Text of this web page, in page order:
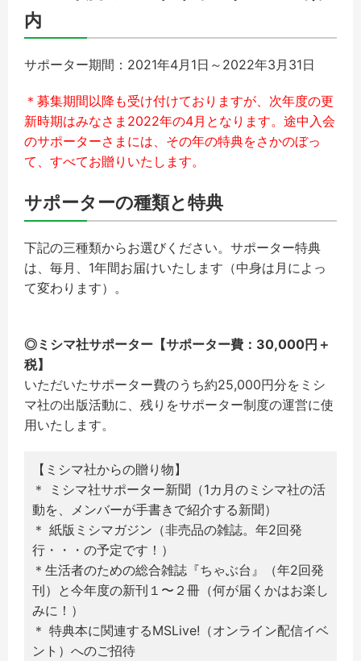
内
サポーター期間：2021年4月1日～2022年3月31日
＊募集期間以降も受け付けておりますが、次年度の更
新時期はみなさま2022年の4月となります。途中入会
のサポーターさまには、その年の特典をさかのぼっ
て、すべてお贈りいたします。
サポーターの種類と特典
下記の三種類からお選びください。サポーター特典
は、毎月、1年間お届けいたします（中身は月によっ
て変わります）。
◎ミシマ社サポーター【サポーター費：30,000円＋
税】
いただいたサポーター費のうち約25,000円分をミシ
マ社の出版活動に、残りをサポーター制度の運営に使
用いたします。
【ミシマ社からの贈り物】
＊ ミシマ社サポーター新聞（1カ月のミシマ社の活
動を、メンバーが手書きで紹介する新聞）
＊ 紙版ミシマガジン（非売品の雑誌。年2回発
行・・・の予定です！）
＊生活者のための総合雑誌『ちゃぶ台』（年2回発
刊）と今年度の新刊１〜２冊（何が届くかはお楽し
みに！）
＊ 特典本に関連するMSLive!（オンライン配信イベ
ント）へのご招待